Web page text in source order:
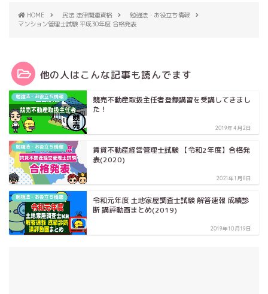
HOME 民法 法律関連資格
勉強法・お役立ち情報
マンション管理士試験 平成30年度 合格発表
他の人はこんな記事も読んでます
勉強法・お役立ち情報
競売不動産取扱主任者登録講習を受講してきまし
た！
2019年4月2日
勉強法・お役立ち情報
賃貸不動産経営管理士試験 【令和2年度】合格発
表(2020)
2021年1月8日
勉強法・お役立ち情報
令和元年度 土地家屋調査士試験 解答速報 成績診
断 講評動画まとめ(2019)
2019年10月19日